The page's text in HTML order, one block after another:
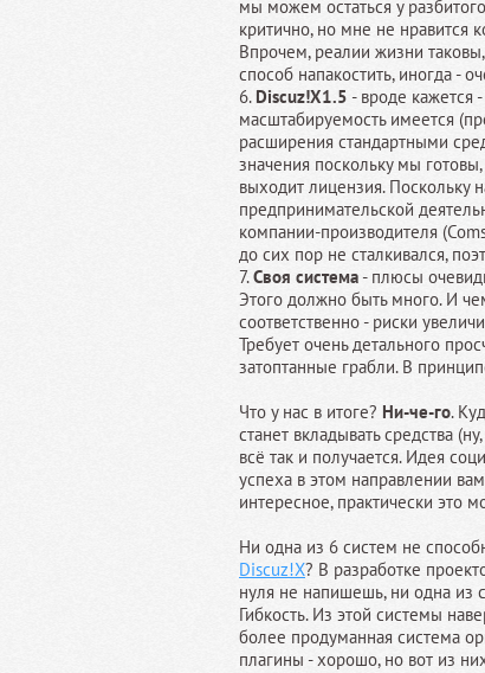
мы можем остаться у
критично, но мне не нравится
Впрочем, реалии жизни
способ напакостить, иногда -
6. Discuz!X1.5 - вроде кажется
масштабируемость имеется
расширения стандартными
значения поскольку мы
выходит лицензия. Поскольку
предпринимательской
компании-производителя
до сих пор не сталкивался,
7.Своя система - плюсы
Этого должно быть много. И
соответственно - риски
Требует очень детального
затоптанные грабли. В
Что у нас в итоге? Ни-че-го.
станет вкладывать средства
всё так и получается. Идея
успеха в этом направлении
интересное, практически это
Ни одна из 6 систем не
Discuz!X? В разработке
нуля не напишешь, ни одна из
Гибкость. Из этой системы
более продуманная система
плагины - хорошо, но вот из